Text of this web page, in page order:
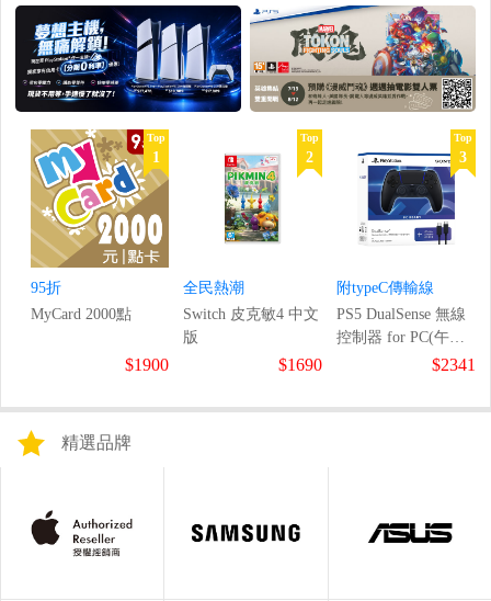
Top
1
95折
MyCard 2000點
$1900
Top
2
全民熱潮
Switch 皮克敏4 中文
版
$1690
Top
3
附typeC傳輸線
PS5 DualSense 無線
控制器 for PC(午夜
$2341
精選品牌